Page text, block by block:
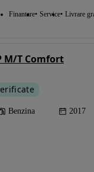
Finantare Service Livrare
M/T Comfort
Benzina 2017